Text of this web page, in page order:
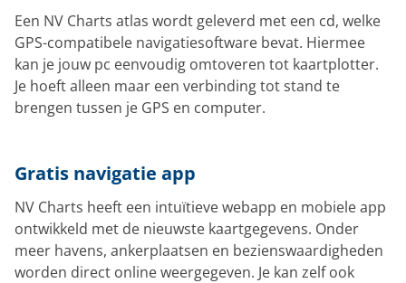
Een NV Charts atlas wordt geleverd met een cd, welke
GPS-compatibele navigatiesoftware bevat. Hiermee
kan je jouw pc eenvoudig omtoveren tot kaartplotter.
Je hoeft alleen maar een verbinding tot stand te
brengen tussen je GPS en computer.
Gratis navigatie app
NV Charts heeft een intuïtieve webapp en mobiele app
ontwikkeld met de nieuwste kaartgegevens. Onder
meer havens, ankerplaatsen en bezienswaardigheden
worden direct online weergegeven. Je kan zelf ook